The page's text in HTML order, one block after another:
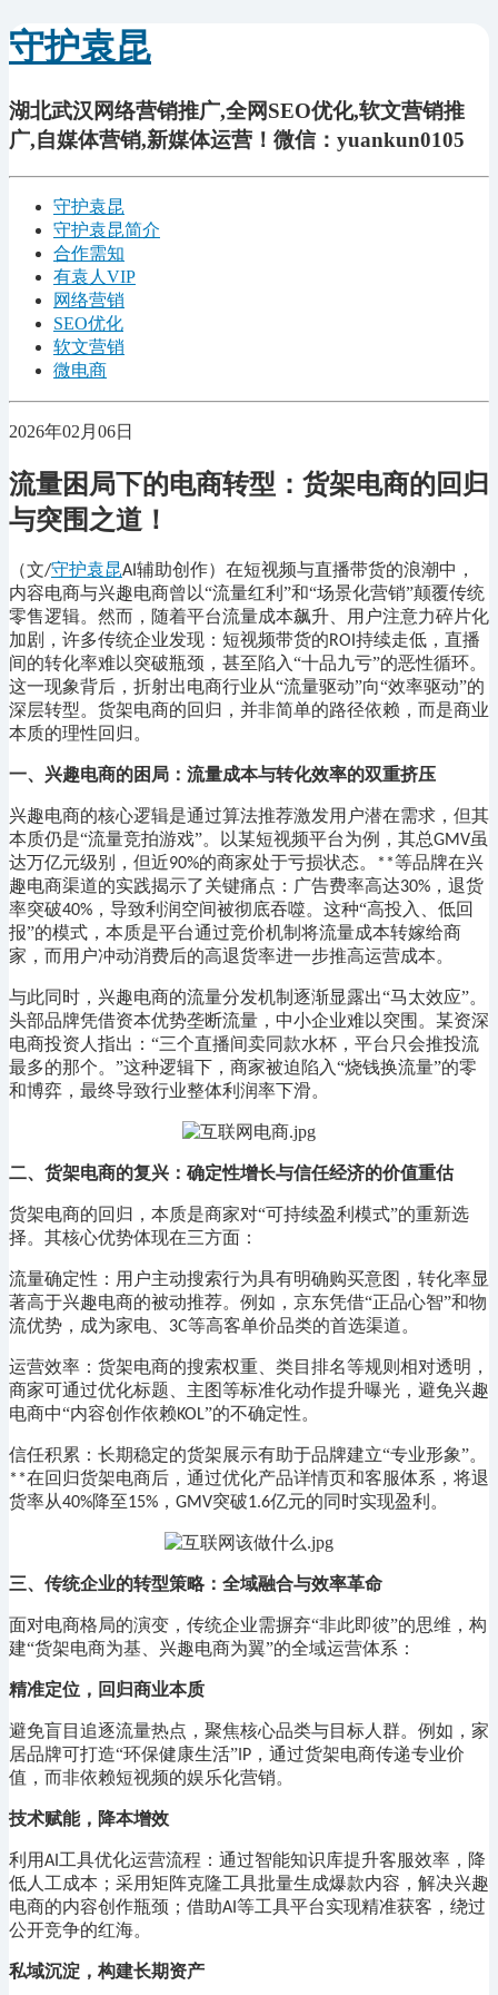
守护袁昆
湖北武汉网络营销推广,全网SEO优化,软文营销推
广,自媒体营销,新媒体运营！微信：yuankun0105
守护袁昆
守护袁昆简介
合作需知
有袁人VIP
网络营销
SEO优化
软文营销
微电商
2026年02月06日
流量困局下的电商转型：货架电商的回归
与突围之道！
（文/守护袁昆AI辅助创作）在短视频与直播带货的浪潮中，
内容电商与兴趣电商曾以“流量红利”和“场景化营销”颠覆传统
零售逻辑。然而，随着平台流量成本飙升、用户注意力碎片化
加剧，许多传统企业发现：短视频带货的ROI持续走低，直播
间的转化率难以突破瓶颈，甚至陷入“十品九亏”的恶性循环。
这一现象背后，折射出电商行业从“流量驱动”向“效率驱动”的
深层转型。货架电商的回归，并非简单的路径依赖，而是商业
本质的理性回归。
一、兴趣电商的困局：流量成本与转化效率的双重挤压
兴趣电商的核心逻辑是通过算法推荐激发用户潜在需求，但其
本质仍是“流量竞拍游戏”。以某短视频平台为例，其总GMV虽
达万亿元级别，但近90%的商家处于亏损状态。 **等品牌在兴
趣电商渠道的实践揭示了关键痛点：广告费率高达30% ，退货
率突破40% ，导致利润空间被彻底吞噬。这种“高投入、低回
报”的模式，本质是平台通过竞价机制将流量成本转嫁给商
家，而用户冲动消费后的高退货率进一步推高运营成本。
与此同时，兴趣电商的流量分发机制逐渐显露出“马太效应”。
头部品牌凭借资本优势垄断流量，中小企业难以突围。某资深
电商投资人指出：“三个直播间卖同款水杯，平台只会推投流
最多的那个。”这种逻辑下，商家被迫陷入“烧钱换流量”的零
和博弈，最终导致行业整体利润率下滑。
二、货架电商的复兴：确定性增长与信任经济的价值重估
货架电商的回归，本质是商家对“可持续盈利模式”的重新选
择。其核心优势体现在三方面：
流量确定性：用户主动搜索行为具有明确购买意图，转化率显
著高于兴趣电商的被动推荐。例如，京东凭借“正品心智”和物
流优势，成为家电、 3C等高客单价品类的首选渠道。
运营效率：货架电商的搜索权重、类目排名等规则相对透明，
商家可通过优化标题、主图等标准化动作提升曝光，避免兴趣
电商中“内容创作依赖KOL”的不确定性。
信任积累：长期稳定的货架展示有助于品牌建立“专业形象”。
**在回归货架电商后，通过优化产品详情页和客服体系，将退
货率从40%降至15% ， GMV突破1.6亿元的同时实现盈利。
三、传统企业的转型策略：全域融合与效率革命
面对电商格局的演变，传统企业需摒弃“非此即彼”的思维，构
建“货架电商为基、兴趣电商为翼”的全域运营体系：
精准定位，回归商业本质
避免盲目追逐流量热点，聚焦核心品类与目标人群。例如，家
居品牌可打造“环保健康生活”IP ，通过货架电商传递专业价
值，而非依赖短视频的娱乐化营销。
技术赋能，降本增效
利用AI工具优化运营流程：通过智能知识库提升客服效率，降
低人工成本；采用矩阵克隆工具批量生成爆款内容，解决兴趣
电商的内容创作瓶颈；借助AI等工具平台实现精准获客，绕过
公开竞争的红海。
私域沉淀，构建长期资产